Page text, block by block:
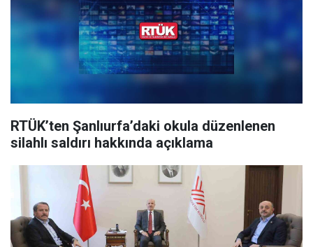
RTÜK’ten Şanlıurfa’daki okula düzenlenen
silahlı saldırı hakkında açıklama